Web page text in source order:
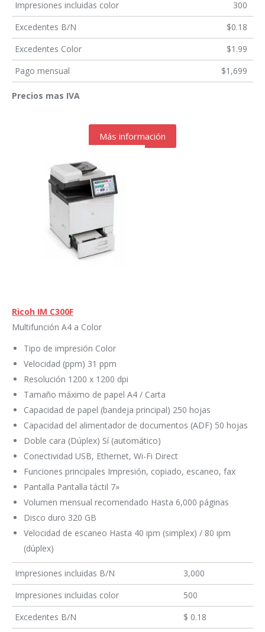
Impresiones incluidas color
300
Excedentes B/N
$0.18
Excedentes Color
$1.99
Pago mensual
$1,699
Precios mas IVA
Más información
Ricoh IM C300F
Multifunción A4 a Color
Tipo de impresión Color
Velocidad (ppm) 31 ppm
Resolución 1200 x 1200 dpi
Tamaño máximo de papel A4 / Carta
Capacidad de papel (bandeja principal) 250 hojas
Capacidad del alimentador de documentos (ADF) 50 hojas
Doble cara (Dúplex) Sí (automático)
Conectividad USB, Ethernet, Wi-Fi Direct
Funciones principales Impresión, copiado, escaneo, fax
Pantalla Pantalla táctil 7»
Volumen mensual recomendado Hasta 6,000 páginas
Disco duro 320 GB
Velocidad de escaneo Hasta 40 ipm (simplex) / 80 ipm
(dúplex)
Impresiones incluidas B/N
3,000
Impresiones incluidas color
500
Excedentes B/N
$ 0.18